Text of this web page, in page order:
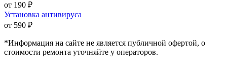
от 190 ₽
Установка антивируса
от 590 ₽
*Информация на сайте не является публичной офертой, о
стоимости ремонта уточняйте у операторов.